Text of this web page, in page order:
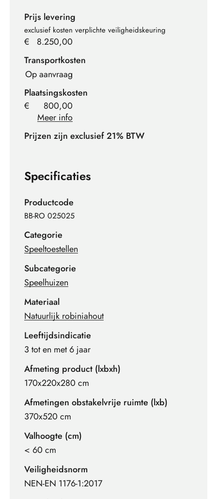
Prijs levering
exclusief kosten verplichte veiligheidskeuring
€
8.250,00
Transportkosten
Op aanvraag
Plaatsingskosten
€
800,00
Meer info
Prijzen zijn exclusief 21% BTW
Specificaties
Productcode
BB-RO 025025
Categorie
Speeltoestellen
Subcategorie
Speelhuizen
Materiaal
Natuurlijk robiniahout
Leeftijdsindicatie
3 tot en met 6 jaar
Afmeting product (lxbxh)
170x220x280 cm
Afmetingen obstakelvrije ruimte (lxb)
370x520 cm
Valhoogte (cm)
< 60 cm
Veiligheidsnorm
NEN-EN 1176-1:2017